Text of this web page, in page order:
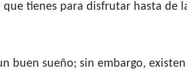
tienes para disfrutar hasta de
buen sueño; sin embargo,